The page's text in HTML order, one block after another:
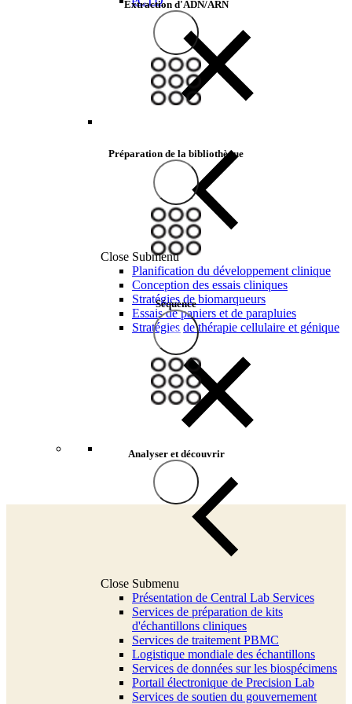
Close Submenu
Planification du développement clinique
Conception des essais cliniques
Stratégies de biomarqueurs
Essais de paniers et de parapluies
Stratégies de thérapie cellulaire et génique
Close Submenu
Présentation de Central Lab Services
Services de préparation de kits
d'échantillons cliniques
Services de traitement PBMC
Logistique mondiale des échantillons
Services de données sur les biospécimens
Portail électronique de Precision Lab
Services de soutien du gouvernement
Extraction d'ADN/ARN
Préparation de la bibliothèque
Séquence
Analyser et découvrir